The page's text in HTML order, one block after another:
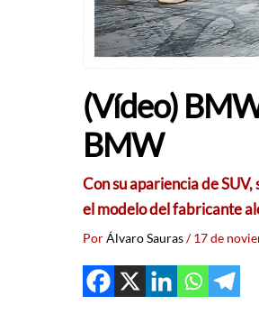
(Vídeo)
BMW
Con su apariencia de
el modelo del fabricante
PorÁlvaro Sauras/17 de